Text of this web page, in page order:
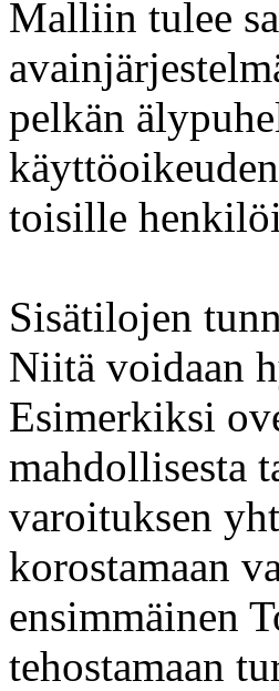
Malliin tulee
pelkän
toisille
Sisätilojen
Niitä voidaan
Esimerkiksi
mahdollisesta
varoituksen
korostamaan
ensimmäinen
tehostamaan